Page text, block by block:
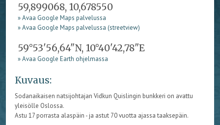
59,899068, 10,678550
» Avaa Google Maps palvelussa
» Avaa Google Maps palvelussa (streetview)
59°53'56,64"N, 10°40'42,78"E
» Avaa Google Earth ohjelmassa
Kuvaus:
Sodanaikaisen natsijohtajan Vidkun Quislingin bunkkeri on avattu
yleisölle Oslossa.
Astu 17 porrasta alaspäin - ja astut 70 vuotta ajassa taaksepäin.